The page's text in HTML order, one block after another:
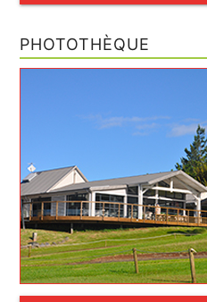
PHOTOTHÈQUE